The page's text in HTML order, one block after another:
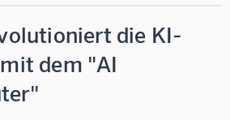
die KI-
dem "AI